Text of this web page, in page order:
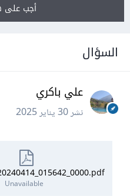
أجب على
السؤال
علي باكري
نشر30 يناير 2025
Unavailable